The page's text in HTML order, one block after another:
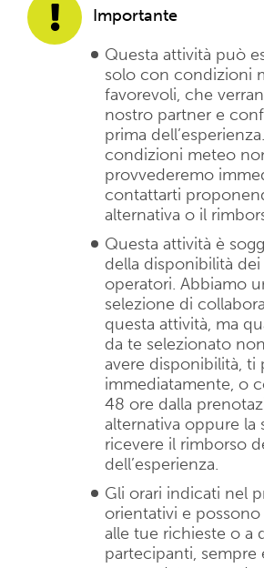
Importante
Questa attività può
solo con condizioni
favorevoli, che
nostro partner e
prima
condizioni meteo
provvederemo
contattarti
alternativa o il
Questa attività è
della disponibilità
operatori. Abbiamo
selezione di
questa attività, ma
da te selezionato
avere disponibilità, ti
immediatamente, o
48 ore dalla
alternativa oppure la
ricevere il rimborso
dell’esperienza.
Gli orari indicati nel
orientativi e possono
alle tue richieste o a
partecipanti,